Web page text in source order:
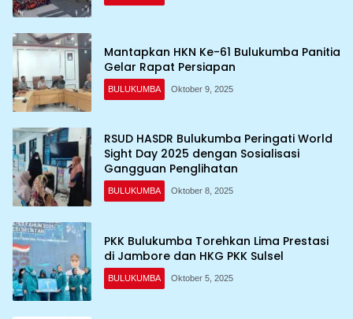
Mantapkan HKN Ke-61 Bulukumba Panitia
Gelar Rapat Persiapan
BULUKUMBA Oktober 9, 2025
RSUD HASDR Bulukumba Peringati World
Sight Day 2025 dengan Sosialisasi
Gangguan Penglihatan
BULUKUMBA Oktober 8, 2025
PKK Bulukumba Torehkan Lima Prestasi
di Jambore dan HKG PKK Sulsel
BULUKUMBA Oktober 5, 2025